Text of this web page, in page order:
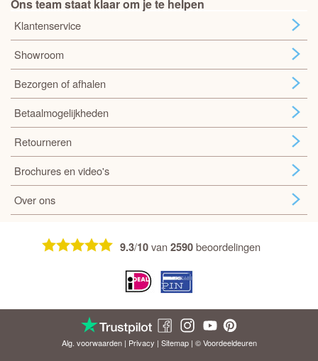
Ons team staat klaar om je te helpen
Klantenservice
Showroom
Bezorgen of afhalen
Betaalmogelijkheden
Retourneren
Brochures en video's
Over ons
9.3/10van2590beoordelingen
Alg. voorwaarden| Privacy | Sitemap| © Voordeeldeuren